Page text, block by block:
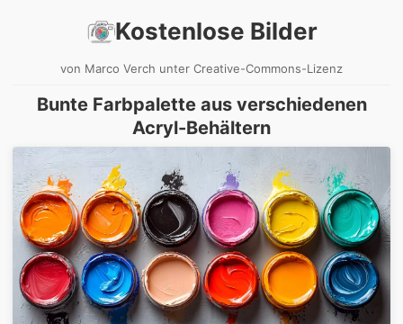
Kostenlose Bilder
von Marco Verch unter Creative-Commons-Lizenz
Bunte Farbpalette aus verschiedenen
Acryl-Behältern